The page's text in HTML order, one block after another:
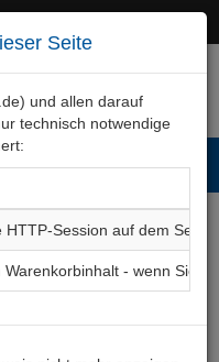
Seite
und allen darauf
technisch notwendige
HTTP-Session auf dem Server
- wenn Sie
nicht